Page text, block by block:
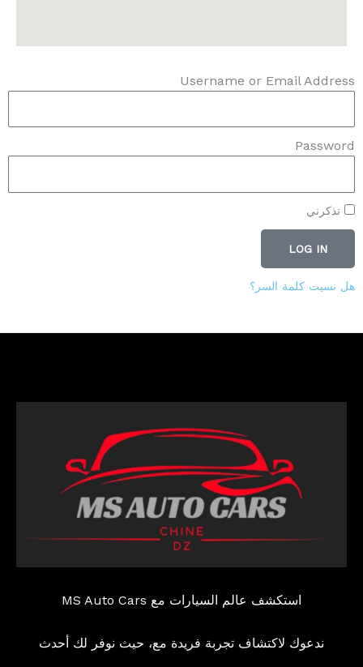
Username or Email Address
Password
تذكرني
LOG IN
هل نسيت كلمة السر؟
استكشف عالم السيارات مع MS Auto Cars
ندعوك لاكتشاف تجربة فريدة مع، حيث نوفر لك أحدث